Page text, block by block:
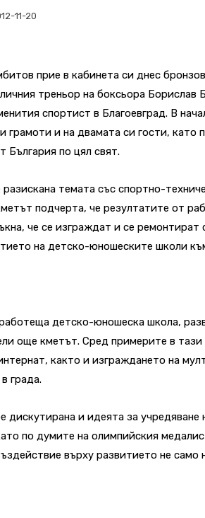
11-20
прие в кабинета си днес
треньор на боксьора Борислав
спортист в Благоевград. В
грамоти и на двамата си гости, като
България по цял свят.
темата със спортно-
подчерта, че резултатите от
че се изграждат и се
на детско-юношеските школи
детско-юношеска школа,
още кметът. Сред примерите в тази
както и изграждането на
града.
дискутирана и идеята за
по думите на олимпийския
върху развитието не само